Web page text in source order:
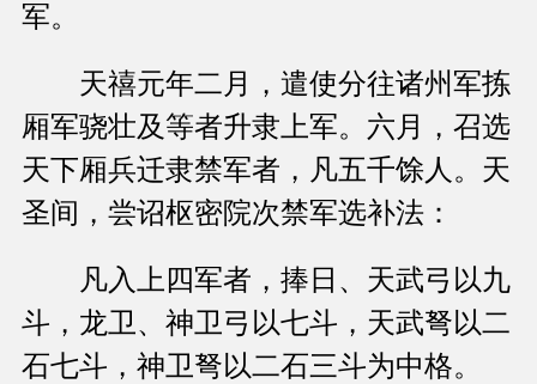
军。
天禧元年二月，遣使分往诸州军拣
厢军骁壮及等者升隶上军。六月，召选
天下厢兵迁隶禁军者，凡五千馀人。天
圣间，尝诏枢密院次禁军选补法：
凡入上四军者，捧日、天武弓以九
斗，龙卫、神卫弓以七斗，天武弩以二
石七斗，神卫弩以二石三斗为中格。